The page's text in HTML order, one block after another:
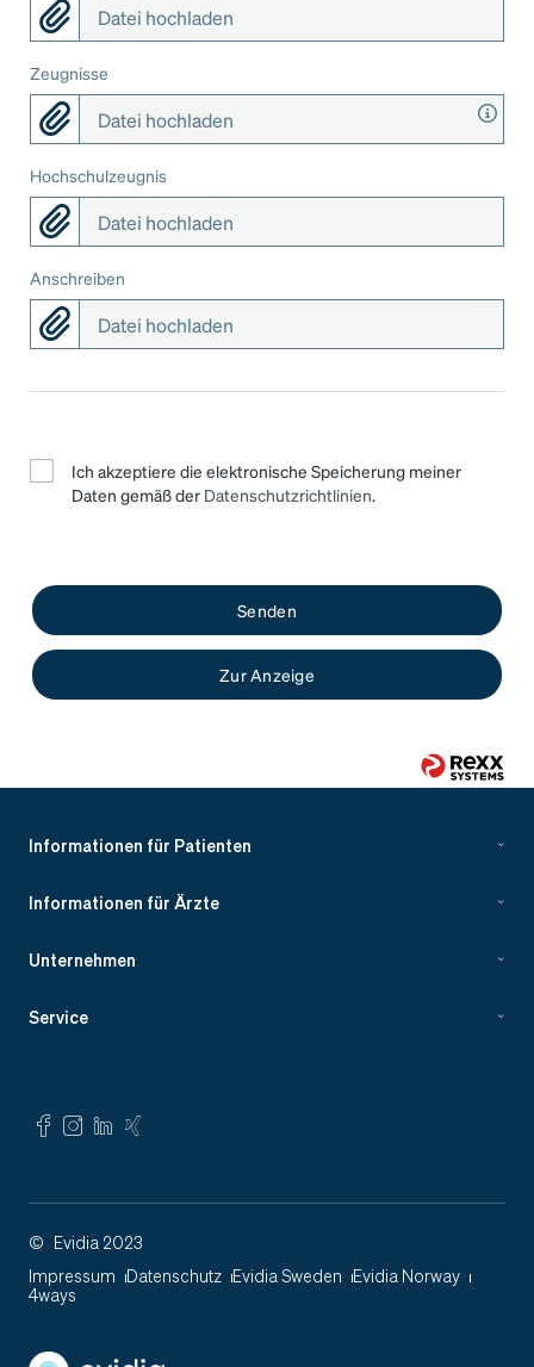
Datei hochladen
Zeugnisse
Datei hochladen
Hochschulzeugnis
Datei hochladen
Anschreiben
Datei hochladen
Ich akzeptiere die elektronische Speicherung meiner
Daten gemäß der Datenschutzrichtlinien.
Zur Anzeige
Senden
Informationen für Patienten
Informationen für Ärzte
Unternehmen
Service
Impressum Datenschutz Evidia Sweden
Evidia Norway
4ways
© Evidia 2023